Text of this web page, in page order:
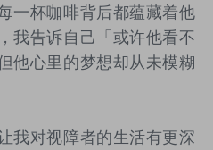
一杯咖啡背后都蕴藏着他
我告诉自己「或许他看不
他心里的梦想却从未模糊
我对视障者的生活有更深